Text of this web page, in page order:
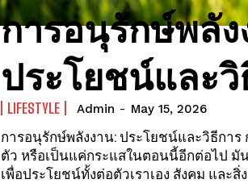
การอนุรักษ์พลัง
ประโยชน์และวิ
LIFESTYLE Admin - May 15, 2026
การอนุรักษ์พลังงาน: ประโยชน์และวิธีการ การอนุรักษ์พลังงานไม่ใช่เรื่องไกล
ตัว หรือเป็นแค่กระแสในตอนนี้อีกต่อไป มั
เพื่อประโยชน์ทั้งต่อตัวเราเอง สังคม และ